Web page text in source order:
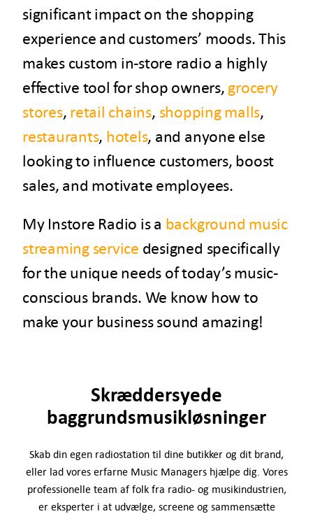
significant impact on the shopping
experience and customers’ moods. This
makes custom in-store radio a highly
effective tool for shop owners, grocery
stores, retail chains, shopping malls,
restaurants, hotels, and anyone else
looking to influence customers, boost
sales, and motivate employees.
My Instore Radio is a background music
streaming service designed specifically
for the unique needs of today’s music-
conscious brands. We know how to
make your business sound amazing!
Skræddersyede
baggrundsmusikløsninger
Skab din egen radiostation til dine butikker og dit brand,
eller lad vores erfarne Music Managers hjælpe dig. Vores
professionelle team af folk fra radio- og musikindustrien,
er eksperter i at udvælge, screene og sammensætte